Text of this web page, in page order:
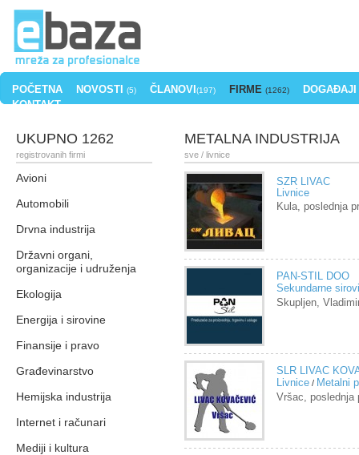
POČETNA NOVOSTI (5) ČLANOVI (197) FIRME (1262)
DOGAĐAJI
KONTAKT
UKUPNO 1262
registrovanih firmi
Avioni
Automobili
Drvna industrija
Državni organi,
organizacije i udruženja
Ekologija
Energija i sirovine
Finansije i pravo
Građevinarstvo
Hemijska industrija
Internet i računari
Mediji i kultura
METALNA INDUSTRIJA
sve / livnice
SZR LIVAC
Livnice
Kula, poslednja
PAN-STIL DOO
Sekundarne
Skupljen,
SLR LIVAC
Livnice / Metalni
Vršac, poslednja